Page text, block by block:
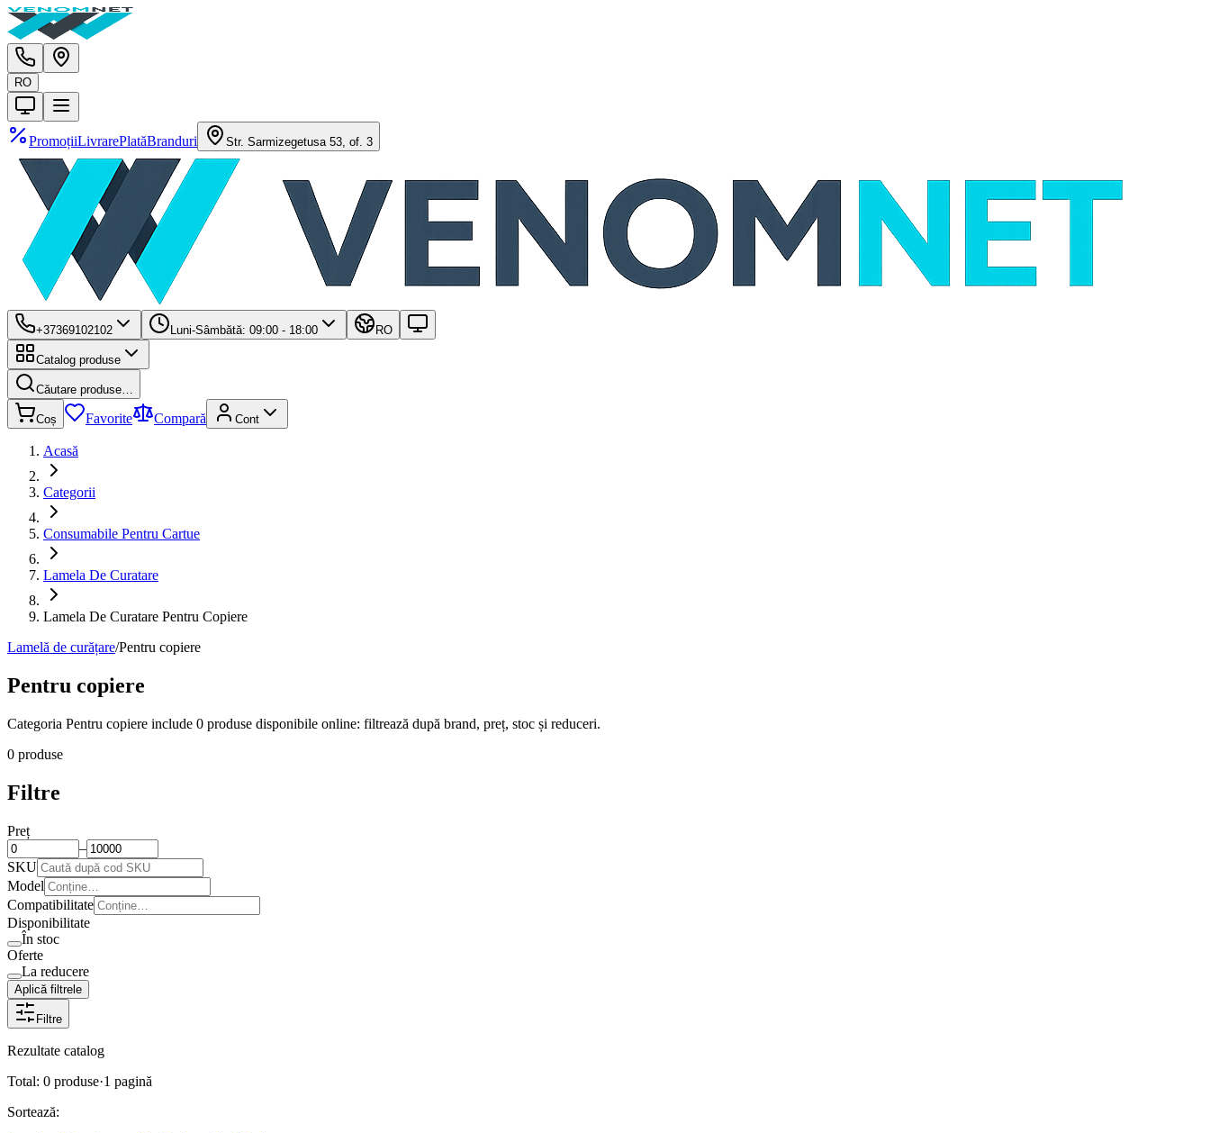
RO
PromoțiiLivrarePlatăBranduri Str. Sarmizegetusa 53, of. 3
+37369102102 Luni-Sâmbătă: 09:00 - 18:00 RO
Catalog produse
Căutare produse…
Coș Favorite Compară Cont
Acasă
Categorii
Consumabile Pentru Cartue
Lamela De Curatare
Lamela De Curatare Pentru Copiere
Lamelă de curățare/Pentru copiere
Pentru copiere
Categoria Pentru copiere include 0 produse disponibile online: filtrează după brand, preț, stoc și reduceri.
0 produse
Filtre
Preț
–
SKU
Model
Compatibilitate
Disponibilitate
În stoc
Oferte
La reducere
Aplică filtrele
Filtre
Rezultate catalog
Total: 0 produse·1 pagină
Sortează: